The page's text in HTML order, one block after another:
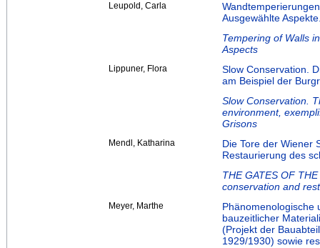
Leupold, Carla
Ausgewählte
Tempering of Walls
Aspects
Lippuner, Flora
Slow Conservation.
am Beispiel der
Slow Conservation.
environment,
Grisons
Mendl, Katharina
Die Tore der Wiener
Restaurierung des
THE GATES OF
conservation and
Meyer, Marthe
Phänomenologische
bauzeitlicher
(Projekt der
1929/1930) sowie